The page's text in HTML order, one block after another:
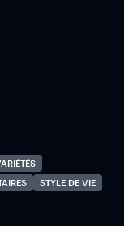
STYLE DE VIE